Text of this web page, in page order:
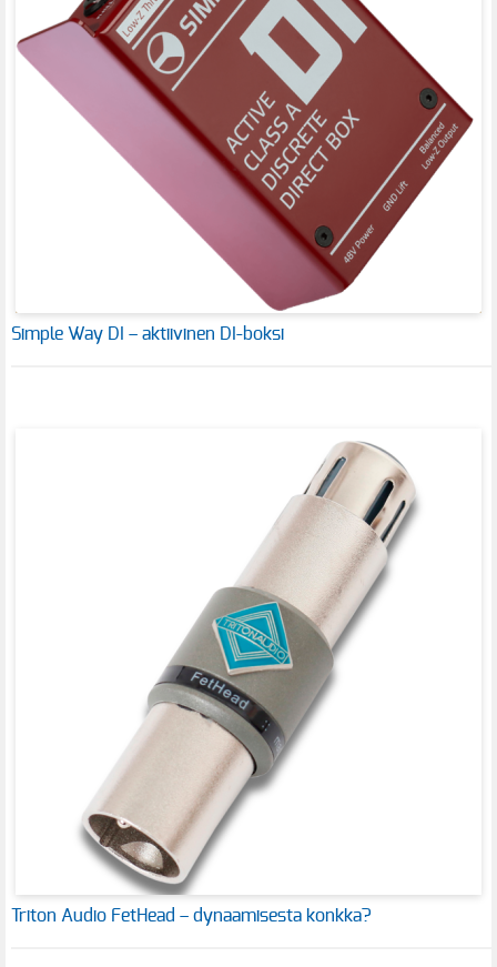
Simple Way DI – aktiivinen DI-boksi
Triton Audio FetHead – dynaamisesta konkka?